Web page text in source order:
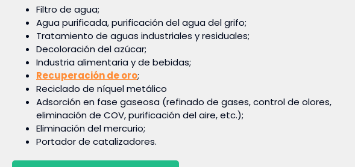
Filtro de agua;
Agua purificada, purificación del agua del grifo;
Tratamiento de aguas industriales y residuales;
Decoloración del azúcar;
Industria alimentaria y de bebidas;
Recuperación de oro;
Reciclado de níquel metálico
Adsorción en fase gaseosa (refinado de gases, control de olores,
eliminación de COV, purificación del aire, etc.);
Eliminación del mercurio;
Portador de catalizadores.